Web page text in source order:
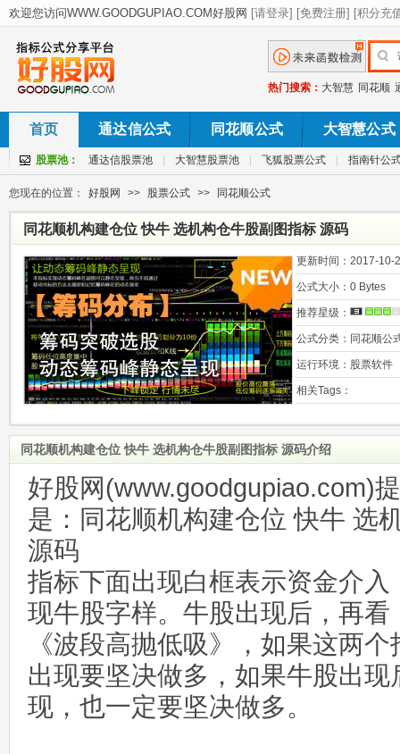
热门搜索： 大智慧 同花顺
首页 通达信公式 同花顺公式 大智慧公式
股票池： 通达信股票池 大智慧股票池 飞狐股票公式 指南针公
您现在的位置： 好股网 >> 股票公式 >> 同花顺公式
同花顺机构建仓位 快牛 选机构仓牛股副图指标 源码
更新时间： 2017-10-
公式大小： 0 Bytes
推荐星级：
公式分类： 同花顺公
运行环境： 股票软件
相关Tags：
同花顺机构建仓位 快牛 选机构仓牛股副图指标 源码介绍
好股网(www.goodgupiao.com)
是：同花顺机构建仓位 快牛 选
源码
指标下面出现白框表示资金介
现牛股字样。牛股出现后，再
《波段高抛低吸》，如果这两
出现要坚决做多，如果牛股出
现，也一定要坚决做多。